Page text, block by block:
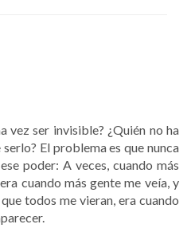
vez ser invisible? ¿Quién no ha
El problema es que nunca
poder: A veces, cuando más
cuando más gente me veía, y
todos me vieran, era cuando